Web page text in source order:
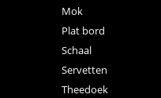
Mok
Plat bord
Schaal
Servetten
Theedoek